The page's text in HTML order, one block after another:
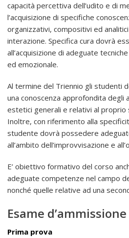
capacità percettiva dell’udito e di
l’acquisizione di specifiche
organizzativi, compositivi ed
interazione. Specifica cura dovrà
all’acquisizione di adeguate
ed emozionale.
Al termine del Triennio gli studenti
una conoscenza approfondita degli
estetici generali e relativi al proprio
Inoltre, con riferimento alla
studente dovrà possedere
all’ambito dell’improvvisazione e
E’ obiettivo formativo del corso
adeguate competenze nel campo
nonché quelle relative ad una
Esame d’ammissione
Prima prova